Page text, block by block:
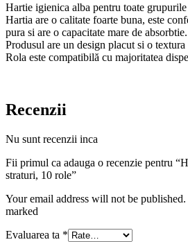
Hartie igienica alba pentru toate grupurile
Hartia are o calitate foarte buna, este
pura si are o capacitate mare de absorbtie.
Produsul are un design placut si o
Rola este compatibilă cu majoritatea
Recenzii
Nu sunt recenzii inca
Fii primul ca adauga o recenzie pentru
straturi, 10 role”
Your email address will not be
marked
Evaluarea ta *